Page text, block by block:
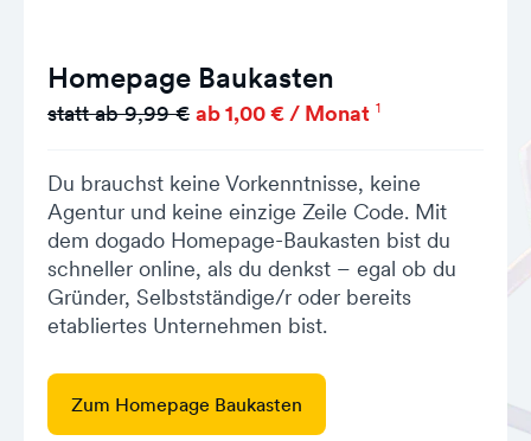
Homepage Baukasten
statt ab 9,99 € ab 1,00 € / Monat 1
Du brauchst keine Vorkenntnisse, keine
Agentur und keine einzige Zeile Code. Mit
dem dogado Homepage-Baukasten bist du
schneller online, als du denkst – egal ob du
Gründer, Selbstständige/r oder bereits
etabliertes Unternehmen bist.
Zum Homepage Baukasten